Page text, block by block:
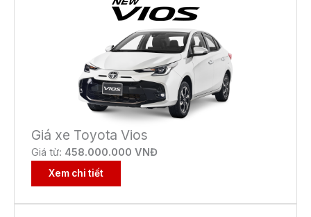
Giá xe Toyota Vios
Giá từ: 458.000.000 VNĐ
Xem chi tiết